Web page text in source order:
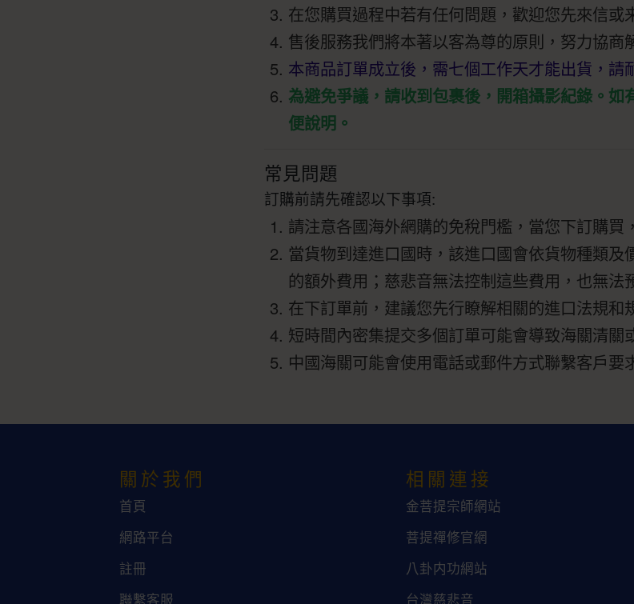
在您購買過程中若有任何問題，歡迎您先來信或
售後服務我們將本著以客為尊的原則，努力協商
本商品訂單成立後，需七個工作天才能出貨，請
為避免爭議，請收到包裹後，開箱攝影紀錄。
便說明。
常見問題
訂購前請先確認以下事項:
請注意各國海外網購的免稅門檻，當您下訂購買
當貨物到達進口國時，該進口國會依貨物種類
的額外費用；慈悲音無法控制這些費用，也無法
在下訂單前，建議您先行瞭解相關的進口法規和
短時間內密集提交多個訂單可能會導致海關清關
中國海關可能會使用電話或郵件方式聯繫客戶要
關於我們
首頁
網路平台
註冊
聯繫客服
相關連接
金菩提宗師網站
菩提禪修官網
八卦内功網站
台灣慈悲音